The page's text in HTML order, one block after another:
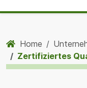
Home
Zertifiziertes